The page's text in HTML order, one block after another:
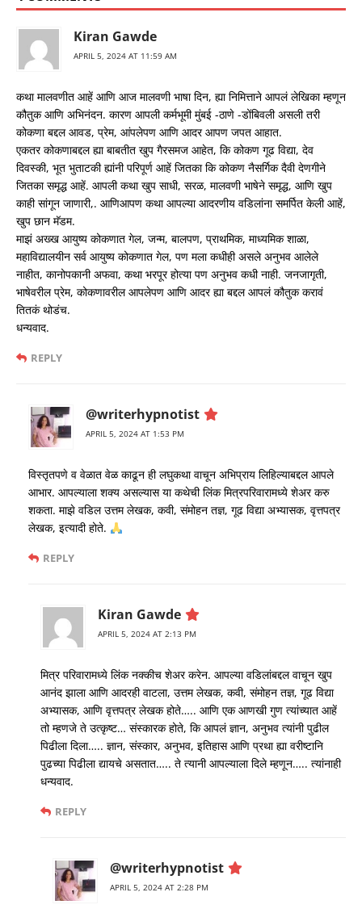
Kiran Gawde
APRIL 5, 2024 AT 11:59 AM
कथा मालवणीत आहें आणि आज मालवणी भाषा दिन, ह्या निमित्ताने आपलं लेखिका म्हणून
कौतुक आणि अभिनंदन. कारण आपली कर्मभूमी मुंबई -ठाणे -डोंबिवली असली तरी
कोकणा बद्दल आवड, प्रेम, आंपलेपण आणि आदर आपण जपत आहात.
एकतर कोकणाबद्दल ह्या बाबतीत खुप गैरसमज आहेत, कि कोकण गूढ विद्या, देव
दिवस्की, भूत भुताटकी ह्यांनी परिपूर्ण आहें जितका कि कोकण नैसर्गिक दैवी देणगीने
जितका समृद्ध आहें. आपली कथा खुप साधी, सरळ, मालवणी भाषेने समृद्ध, आणि खुप
काही सांगून जाणारी,. आणिआपण कथा आपल्या आदरणीय वडिलांना समर्पित केली आहें,
खुप छान मॅडम.
माझं अख्ख आयुष्य कोकणात गेल, जन्म, बालपण, प्राथमिक, माध्यमिक शाळा,
महाविद्यालयीन सर्व आयुष्य कोकणात गेल, पण मला कधीही असले अनुभव आलेले
नाहीत, कानोपकानी अफवा, कथा भरपूर होत्या पण अनुभव कधी नाही. जनजागृती,
भाषेवरील प्रेम, कोकणावरील आपलेपण आणि आदर ह्या बद्दल आपलं कौतुक करावं
तितकं थोडंच.
धन्यवाद.
REPLY
@writerhypnotist
APRIL 5, 2024 AT 1:53 PM
विस्तृतपणे व वेळात वेळ काढून ही लघुकथा वाचून अभिप्राय लिहिल्याबद्दल आपले
आभार. आपल्याला शक्य असल्यास या कथेची लिंक मित्रपरिवारामध्ये शेअर करु
शकता. माझे वडिल उत्तम लेखक, कवी, संमोहन तज्ञ, गूढ विद्या अभ्यासक, वृत्तपत्र
लेखक, इत्यादी होते.
REPLY
Kiran Gawde
APRIL 5, 2024 AT 2:13 PM
मित्र परिवारामध्ये लिंक नक्कीच शेअर करेन. आपल्या वडिलांबद्दल वाचून खुप
आनंद झाला आणि आदरही वाटला, उत्तम लेखक, कवी, संमोहन तज्ञ, गूढ विद्या
अभ्यासक, आणि वृत्तपत्र लेखक होते….. आणि एक आणखी गुण त्यांच्यात आहें
तो म्हणजे ते उत्कृष्ट… संस्कारक होते, कि आपलं ज्ञान, अनुभव त्यांनी पुढील
पिढीला दिला….. ज्ञान, संस्कार, अनुभव, इतिहास आणि प्रथा ह्या वरीष्टानि
पुढच्या पिढीला द्यायचे असतात….. ते त्यानी आपल्याला दिले म्हणून….. त्यांनाही
धन्यवाद.
REPLY
@writerhypnotist
APRIL 5, 2024 AT 2:28 PM